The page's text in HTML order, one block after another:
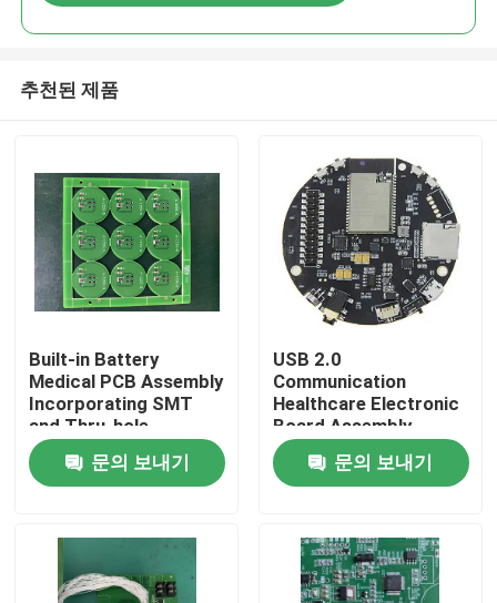
홈
추천된 제품
Built-in Battery
Medical PCB Assembly
Incorporating SMT
and Thru-hole
Assembly Details Plus
USB 2.0
Communication for
문의 보내기
USB 2.0
Communication
Healthcare Electronic
Board Assembly
Assembled with ISO
SMT and DIP Lines
Ensuring Medical
문의 보내기